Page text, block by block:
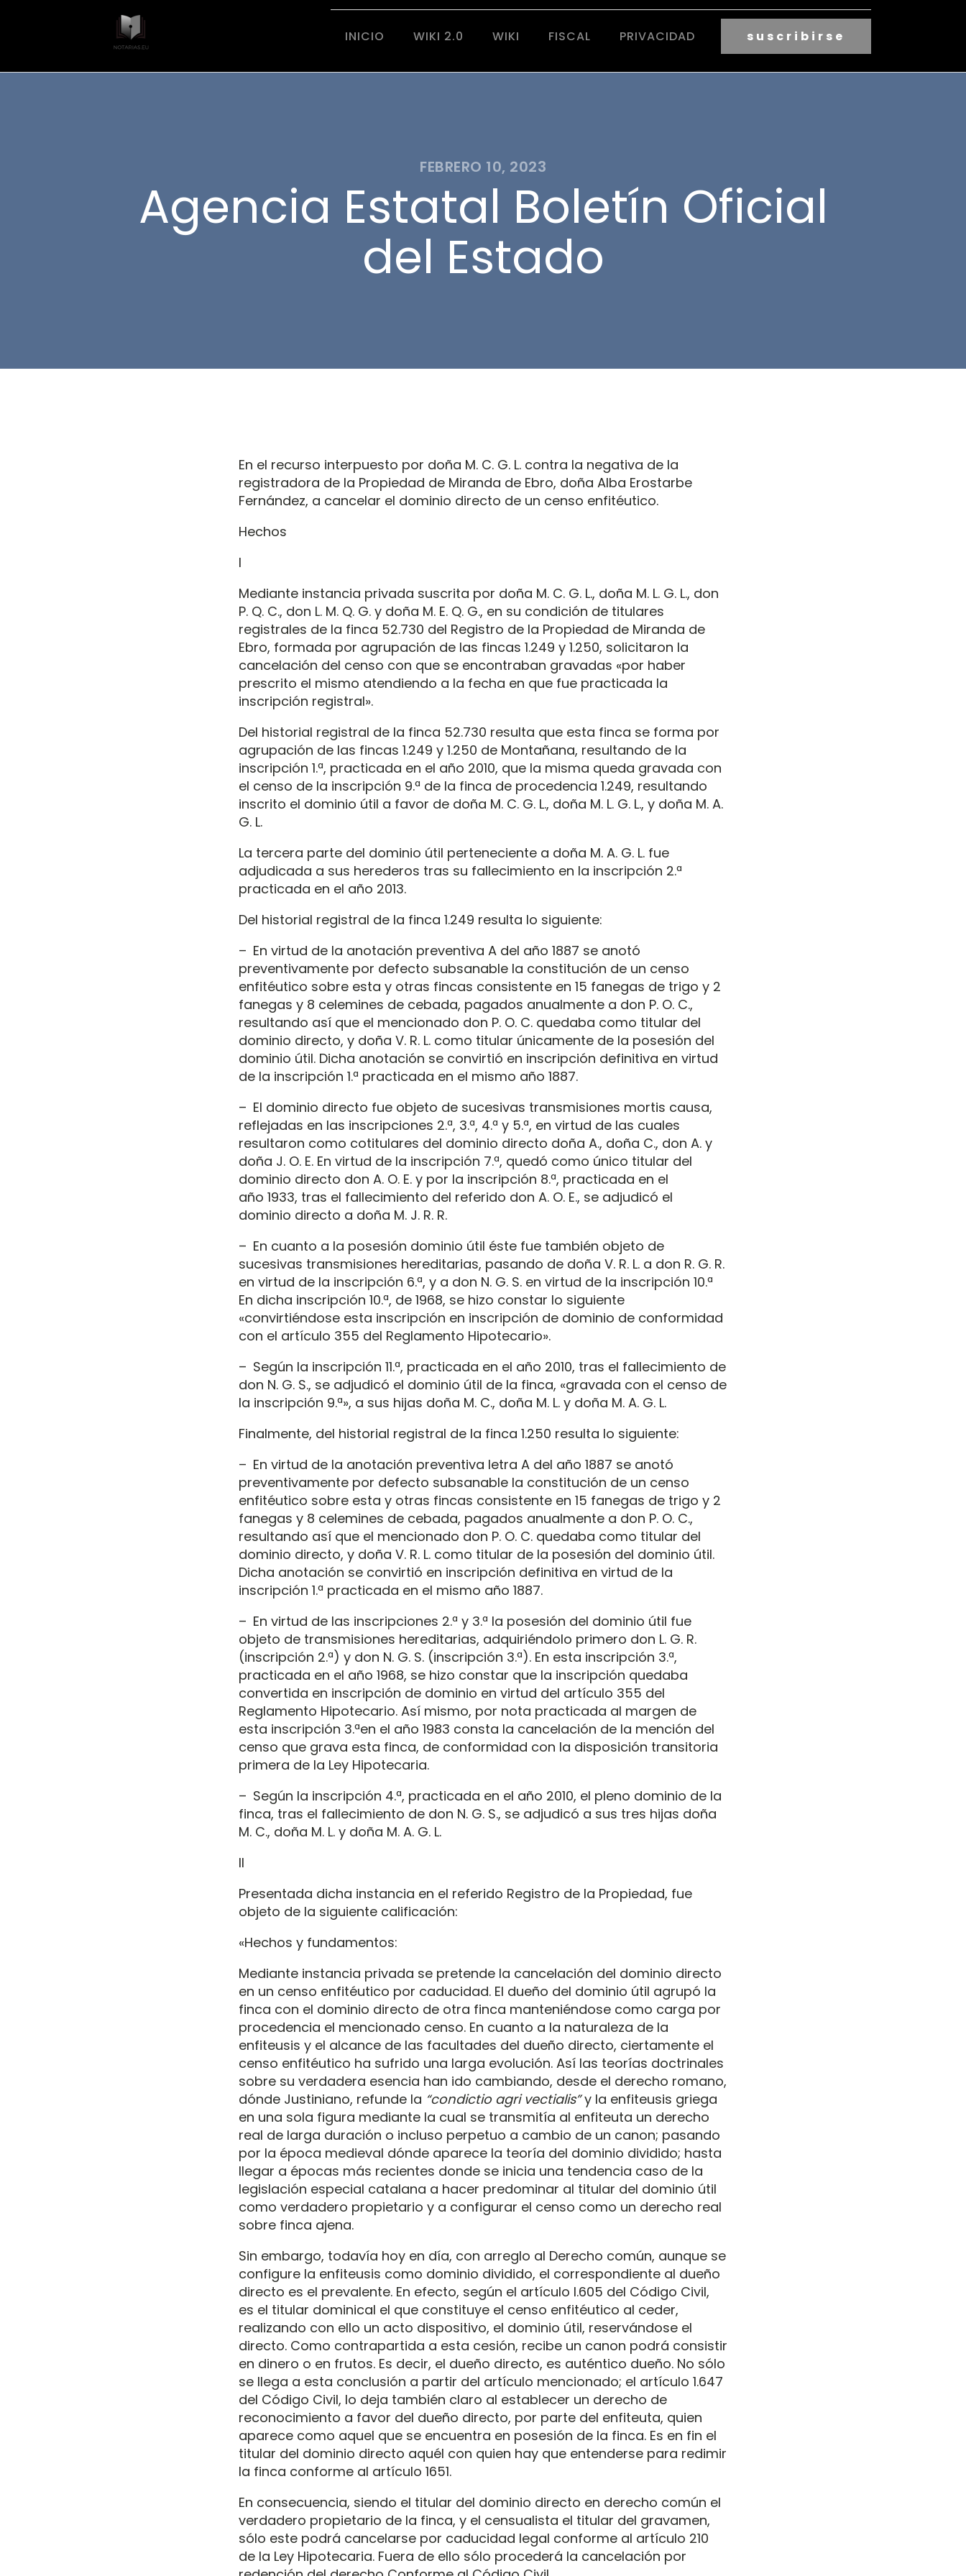
INICIO WIKI 2.0 WIKI FISCAL PRIVACIDAD suscribirse
FEBRERO 10, 2023
Agencia Estatal Boletín Oficial
del Estado
En el recurso interpuesto por doña M. C. G. L. contra la negativa de la
registradora de la Propiedad de Miranda de Ebro, doña Alba Erostarbe
Fernández, a cancelar el dominio directo de un censo enfitéutico.
Hechos
I
Mediante instancia privada suscrita por doña M. C. G. L., doña M. L. G. L., don
P. Q. C., don L. M. Q. G. y doña M. E. Q. G., en su condición de titulares
registrales de la finca 52.730 del Registro de la Propiedad de Miranda de
Ebro, formada por agrupación de las fincas 1.249 y 1.250, solicitaron la
cancelación del censo con que se encontraban gravadas «por haber
prescrito el mismo atendiendo a la fecha en que fue practicada la
inscripción registral».
Del historial registral de la finca 52.730 resulta que esta finca se forma por
agrupación de las fincas 1.249 y 1.250 de Montañana, resultando de la
inscripción 1.ª, practicada en el año 2010, que la misma queda gravada con
el censo de la inscripción 9.ª de la finca de procedencia 1.249, resultando
inscrito el dominio útil a favor de doña M. C. G. L., doña M. L. G. L., y doña M. A.
G. L.
La tercera parte del dominio útil perteneciente a doña M. A. G. L. fue
adjudicada a sus herederos tras su fallecimiento en la inscripción 2.ª
practicada en el año 2013.
Del historial registral de la finca 1.249 resulta lo siguiente:
– En virtud de la anotación preventiva A del año 1887 se anotó
preventivamente por defecto subsanable la constitución de un censo
enfitéutico sobre esta y otras fincas consistente en 15 fanegas de trigo y 2
fanegas y 8 celemines de cebada, pagados anualmente a don P. O. C.,
resultando así que el mencionado don P. O. C. quedaba como titular del
dominio directo, y doña V. R. L. como titular únicamente de la posesión del
dominio útil. Dicha anotación se convirtió en inscripción definitiva en virtud
de la inscripción 1.ª practicada en el mismo año 1887.
– El dominio directo fue objeto de sucesivas transmisiones mortis causa,
reflejadas en las inscripciones 2.ª, 3.ª, 4.ª y 5.ª, en virtud de las cuales
resultaron como cotitulares del dominio directo doña A., doña C., don A. y
doña J. O. E. En virtud de la inscripción 7.ª, quedó como único titular del
dominio directo don A. O. E. y por la inscripción 8.ª, practicada en el
año 1933, tras el fallecimiento del referido don A. O. E., se adjudicó el
dominio directo a doña M. J. R. R.
– En cuanto a la posesión dominio útil éste fue también objeto de
sucesivas transmisiones hereditarias, pasando de doña V. R. L. a don R. G. R.
en virtud de la inscripción 6.ª, y a don N. G. S. en virtud de la inscripción 10.ª
En dicha inscripción 10.ª, de 1968, se hizo constar lo siguiente
«convirtiéndose esta inscripción en inscripción de dominio de conformidad
con el artículo 355 del Reglamento Hipotecario».
– Según la inscripción 11.ª, practicada en el año 2010, tras el fallecimiento de
don N. G. S., se adjudicó el dominio útil de la finca, «gravada con el censo de
la inscripción 9.ª», a sus hijas doña M. C., doña M. L. y doña M. A. G. L.
Finalmente, del historial registral de la finca 1.250 resulta lo siguiente:
– En virtud de la anotación preventiva letra A del año 1887 se anotó
preventivamente por defecto subsanable la constitución de un censo
enfitéutico sobre esta y otras fincas consistente en 15 fanegas de trigo y 2
fanegas y 8 celemines de cebada, pagados anualmente a don P. O. C.,
resultando así que el mencionado don P. O. C. quedaba como titular del
dominio directo, y doña V. R. L. como titular de la posesión del dominio útil.
Dicha anotación se convirtió en inscripción definitiva en virtud de la
inscripción 1.ª practicada en el mismo año 1887.
– En virtud de las inscripciones 2.ª y 3.ª la posesión del dominio útil fue
objeto de transmisiones hereditarias, adquiriéndolo primero don L. G. R.
(inscripción 2.ª) y don N. G. S. (inscripción 3.ª). En esta inscripción 3.ª,
practicada en el año 1968, se hizo constar que la inscripción quedaba
convertida en inscripción de dominio en virtud del artículo 355 del
Reglamento Hipotecario. Así mismo, por nota practicada al margen de
esta inscripción 3.ªen el año 1983 consta la cancelación de la mención del
censo que grava esta finca, de conformidad con la disposición transitoria
primera de la Ley Hipotecaria.
– Según la inscripción 4.ª, practicada en el año 2010, el pleno dominio de la
finca, tras el fallecimiento de don N. G. S., se adjudicó a sus tres hijas doña
M. C., doña M. L. y doña M. A. G. L.
II
Presentada dicha instancia en el referido Registro de la Propiedad, fue
objeto de la siguiente calificación:
«Hechos y fundamentos:
Mediante instancia privada se pretende la cancelación del dominio directo
en un censo enfitéutico por caducidad. El dueño del dominio útil agrupó la
finca con el dominio directo de otra finca manteniéndose como carga por
procedencia el mencionado censo. En cuanto a la naturaleza de la
enfiteusis y el alcance de las facultades del dueño directo, ciertamente el
censo enfitéutico ha sufrido una larga evolución. Así las teorías doctrinales
sobre su verdadera esencia han ido cambiando, desde el derecho romano,
dónde Justiniano, refunde la “condictio agri vectialis”y la enfiteusis griega
en una sola figura mediante la cual se transmitía al enfiteuta un derecho
real de larga duración o incluso perpetuo a cambio de un canon; pasando
por la época medieval dónde aparece la teoría del dominio dividido; hasta
llegar a épocas más recientes donde se inicia una tendencia caso de la
legislación especial catalana a hacer predominar al titular del dominio útil
como verdadero propietario y a configurar el censo como un derecho real
sobre finca ajena.
Sin embargo, todavía hoy en día, con arreglo al Derecho común, aunque se
configure la enfiteusis como dominio dividido, el correspondiente al dueño
directo es el prevalente. En efecto, según el artículo I.605 del Código Civil,
es el titular dominical el que constituye el censo enfitéutico al ceder,
realizando con ello un acto dispositivo, el dominio útil, reservándose el
directo. Como contrapartida a esta cesión, recibe un canon podrá consistir
en dinero o en frutos. Es decir, el dueño directo, es auténtico dueño. No sólo
se llega a esta conclusión a partir del artículo mencionado; el artículo 1.647
del Código Civil, lo deja también claro al establecer un derecho de
reconocimiento a favor del dueño directo, por parte del enfiteuta, quien
aparece como aquel que se encuentra en posesión de la finca. Es en fin el
titular del dominio directo aquél con quien hay que entenderse para redimir
la finca conforme al artículo 1651.
En consecuencia, siendo el titular del dominio directo en derecho común el
verdadero propietario de la finca, y el censualista el titular del gravamen,
sólo este podrá cancelarse por caducidad legal conforme al artículo 210
de la Ley Hipotecaria. Fuera de ello sólo procederá la cancelación por